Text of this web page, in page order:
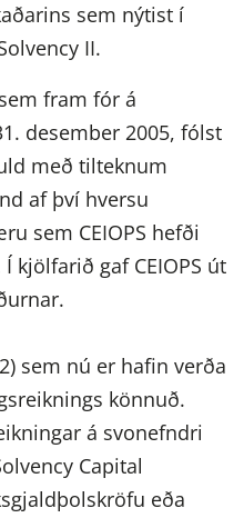
sem nýtist í
II.
fram fór á
desember 2005, fólst
með tilteknum
af því hversu
sem CEIOPS hefði
gaf CEIOPS út
sem nú er hafin verða
könnuð.
á svonefndri
Capital
eða